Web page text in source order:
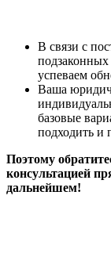
В связи с
успеваем
Ваша
базовые
подходить и
Поэтому
консультацией
дальнейшем!